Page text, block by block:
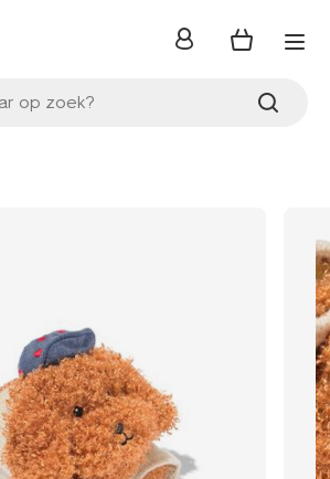
op zoek?
inloggen